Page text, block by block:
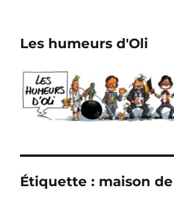
Les humeurs d'Oli
Étiquette : maison